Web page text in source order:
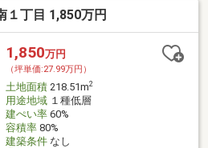
１丁目 1,850万円
1,850万円
（坪単価:27.99万円）
土地面積218.51m2
用途地域１種低層
建ぺい率60%
容積率80%
建築条件なし